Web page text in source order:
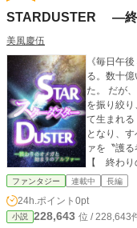
STARDUSTER ―終
美風慶伍
《毎日午
る。数十
た。 だが
を振り絞
て生まれ
となり、
ァを〝護
【 終わり
で二人は支
ルファには
ァを勇気づ
ファンタジー 連載中 長編
24h.ポイント 0pt
小説 228,643 位 / 228,643